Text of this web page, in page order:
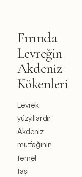
Fırında
Levreğin
Akdeniz
Kökenleri
Levrek
yüzyıllardır
Akdeniz
mutfağının
temel
taşı